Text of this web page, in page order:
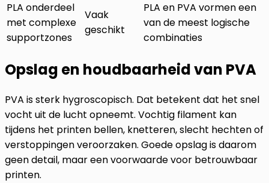
PLA onderdeel
met complexe
supportzones
Vaak
geschikt
PLA en PVA vormen een
van de meest logische
combinaties
Opslag en houdbaarheid van PVA
PVA is sterk hygroscopisch. Dat betekent dat het snel
vocht uit de lucht opneemt. Vochtig filament kan
tijdens het printen bellen, knetteren, slecht hechten of
verstoppingen veroorzaken. Goede opslag is daarom
geen detail, maar een voorwaarde voor betrouwbaar
printen.